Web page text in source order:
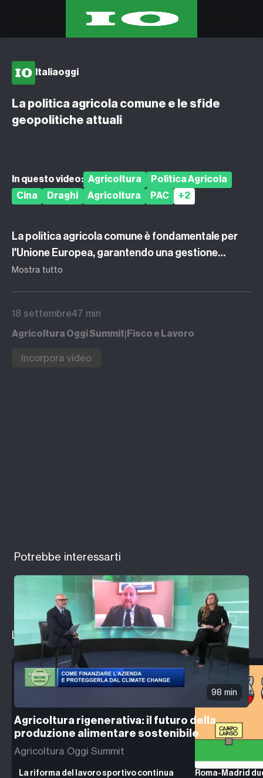
Home
Eventi
Corsi
Podcast
Italiaoggi
La politica agricola comune e le sfide
geopolitiche attuali
In questo video: Agricoltura
Politica Agricola
Cina
Draghi Agricoltura PAC +2
La politica agricola comune è fondamentale per
l'Unione Europea, garantendo una gestione
sostenibile delle risorse agricole e la sicurezza
agroalimentare.
Mostra tutto
18 settembre47 min
Agricoltura Oggi Summit Fisco e Lavoro
Incorpora video
Potrebbe interessarti
98 min
Agricoltura rigenerativa: il futuro della
produzione alimentare sostenibile
Agricoltura Oggi Summit
Le ultime notizie daItaliaOggi
La riforma del lavoro sportivo continua
Roma-Madrid